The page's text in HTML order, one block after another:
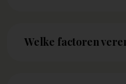
Welke factoren